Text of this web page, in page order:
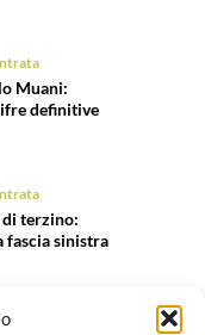
Muani:
definitive
terzino:
fascia sinistra